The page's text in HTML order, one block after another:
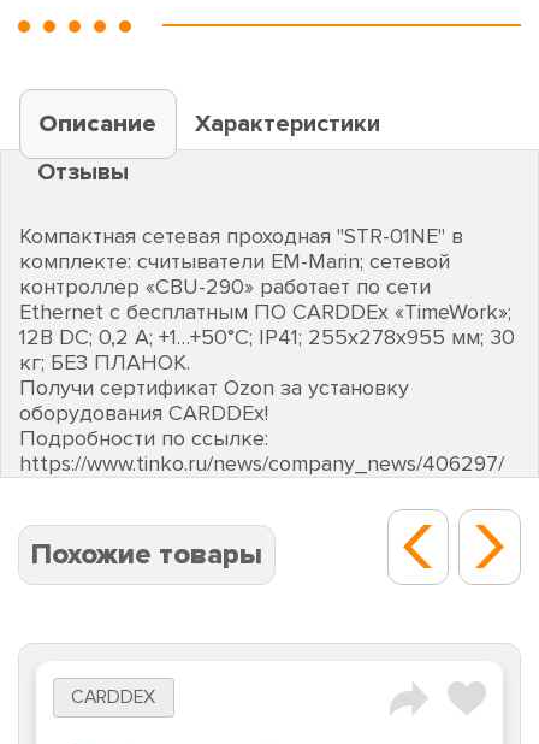
Описание
Характеристики
Отзывы
Компактная сетевая проходная "STR-01NE" в
комплекте: считыватели EM-Marin; сетевой
контроллер «CBU-290» работает по сети
Ethernet с бесплатным ПО CARDDEх «TimeWork»;
12В DC; 0,2 А; +1…+50°C; IP41; 255х278х955 мм; 30
кг; БЕЗ ПЛАНОК.
Получи сертификат Ozon за установку
оборудования CARDDEх!
Подробности по ссылке:
https://www.tinko.ru/news/company_news/406297/
Похожие товары
CARDDEX